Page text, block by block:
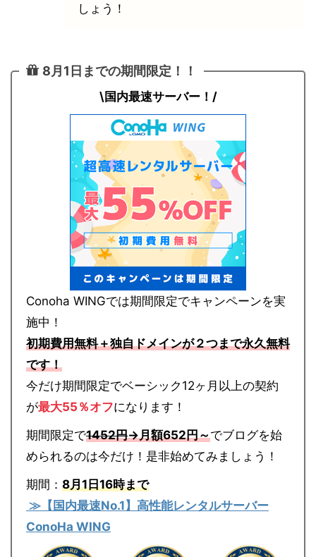
しょう！
8月1日までの期間限定！！
\国内最速サーバー！/
Conoha WINGでは期間限定でキャンペーンを実
施中！
初期費用無料＋独自ドメインが２つまで永久無料
です！
今だけ期間限定でベーシック12ヶ月以上の契約
が最大55％オフになります！
期間限定で1452円→月額652円～でブログを始
められるのは今だけ！是非始めてみましょう！
期間： 8月1日16時まで
≫【国内最速No.1】高性能レンタルサーバー
ConoHa WING